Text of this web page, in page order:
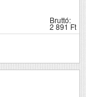
Bruttó:
2 891 Ft